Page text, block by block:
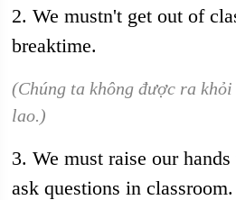
2. We mustn't get out of
breaktime.
(Chúng ta không được ra
lao.)
3. We must raise our
ask questions in classroom.